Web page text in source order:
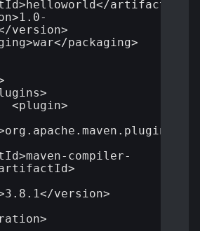
artifactId>
version>
packaging>
compiler-
version>